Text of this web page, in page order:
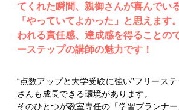
てくれた瞬間、親御さんが喜んでい
「やっていてよかった」と思えます
われる責任感、達成感を得ることの
ーステップの講師の魅力です！
“点数アップと大学受験に強い”フリース
さんも成長できる環境があります。
そのひとつが教室専任の「学習プランナ